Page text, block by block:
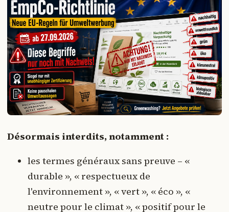
Désormais interdits, notamment :
les termes généraux sans preuve – «
durable », « respectueux de
l'environnement », « vert », « éco », «
neutre pour le climat », « positif pour le